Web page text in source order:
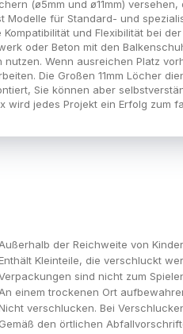
(ø5mm und ø11mm)
Modelle für Standard- und
und Flexibilität bei
oder Beton mit den
Wenn ausreichen Platz
Die Großen 11mm Löcher
Sie können aber
wird jedes Projekt ein Erfolg zum
Außerhalb der Reichweite von
Kleinteile, die verschluckt
sind nicht zum
An einem trockenen Ort
verschlucken. Bei
Gemäß den örtlichen